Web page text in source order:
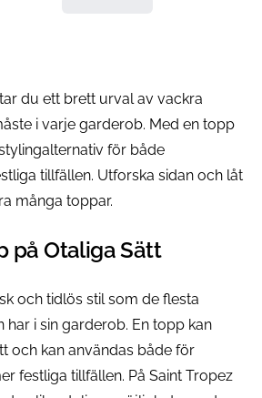
du ett brett urval av vackra
i varje garderob. Med en topp
för både
tillfällen. Utforska sidan och låt
många toppar.
på Otaliga Sätt
och tidlös stil som de flesta
i sin garderob. En topp kan
och kan användas både för
festliga tillfällen. På Saint Tropez